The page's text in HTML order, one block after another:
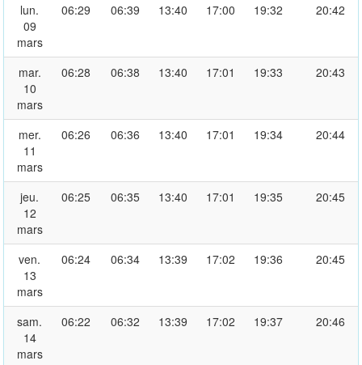
lun.
09
mars
06:29 06:39 13:40 17:00 19:32 20:42
mar.
10
mars
06:28 06:38 13:40 17:01 19:33 20:43
mer.
11
mars
06:26 06:36 13:40 17:01 19:34 20:44
jeu.
12
mars
06:25 06:35 13:40 17:01 19:35 20:45
ven.
13
mars
06:24 06:34 13:39 17:02 19:36 20:45
sam.
14
mars
06:22 06:32 13:39 17:02 19:37 20:46